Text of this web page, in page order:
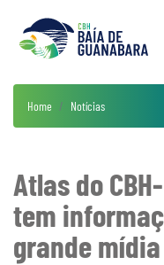
Home Notícias
Atlas do
tem
grande